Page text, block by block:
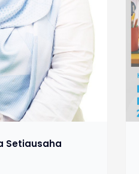
Setiausaha